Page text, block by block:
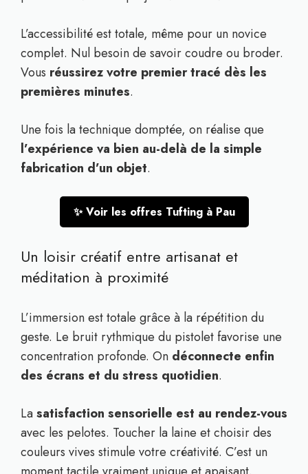
L’accessibilité est totale, même pour un novice
complet. Nul besoin de savoir coudre ou broder.
Vous réussirez votre premier tracé dès les
premières minutes.
Une fois la technique domptée, on réalise que
l’expérience va bien au-delà de la simple
fabrication d’un objet.
✨ Voir les offres Tufting à Pau
Un loisir créatif entre artisanat et
méditation à proximité
L’immersion est totale grâce à la répétition du
geste. Le bruit rythmique du pistolet favorise une
concentration profonde. On déconnecte enfin
des écrans et du stress quotidien.
Lasatisfaction sensorielle est au rendez-vous
avec les pelotes. Toucher la laine et choisir des
couleurs vives stimule votre créativité. C’est un